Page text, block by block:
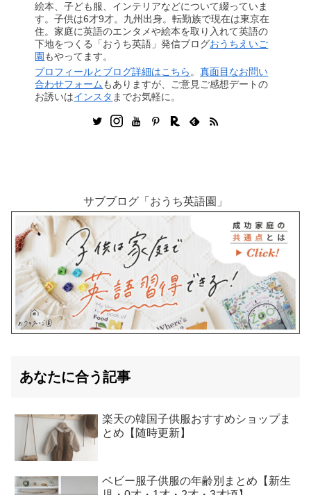
絵本、子ども服、インテリアなどについて綴っていま
す。子供は6才9才。九州出身。転勤族で現在は東京在
住。家庭に英語のエンタメや絵本を取り入れて英語の
下地をつくる「おうち英語」発信ブログおうちえいご
園 もやってます。
プロフィールとブログ詳細はこちら。真面目なお問い
合わせフォームもありますが、ご意見ご感想デートの
お誘いはインスタ までお気軽に。
サブブログ「おうち英語園」
あなたに合う記事
楽天の韓国子供服おすすめショップま
とめ【随時更新】
ベビー服子供服の年齢別まとめ【新生